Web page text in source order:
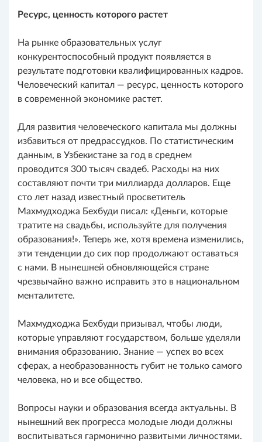
Ресурс, ценность которого растет
На рынке образовательных услуг
конкурентоспособный продукт появляется в
результате подготовки квалифицированных кадров.
Человеческий капитал — ресурс, ценность которого
в современной экономике растет.
Для развития человеческого капитала мы должны
избавиться от предрассудков. По статистическим
данным, в Узбекистане за год в среднем
проводится 300 тысяч свадеб. Расходы на них
составляют почти три миллиарда долларов. Еще
сто лет назад известный просветитель
Махмудходжа Бехбуди писал: «Деньги, которые
тратите на свадьбы, используйте для получения
образования!». Теперь же, хотя времена изменились,
эти тенденции до сих пор продолжают оставаться
с нами. В нынешней обновляющейся стране
чрезвычайно важно исправить это в национальном
менталитете.
Махмудходжа Бехбуди призывал, чтобы люди,
которые управляют государством, больше уделяли
внимания образованию. Знание — успех во всех
сферах, а не­образованность губит не только самого
человека, но и все общество.
Вопросы науки и образования всегда актуальны. В
нынешний век прогресса молодые люди должны
воспитываться гармонично развитыми личностями.